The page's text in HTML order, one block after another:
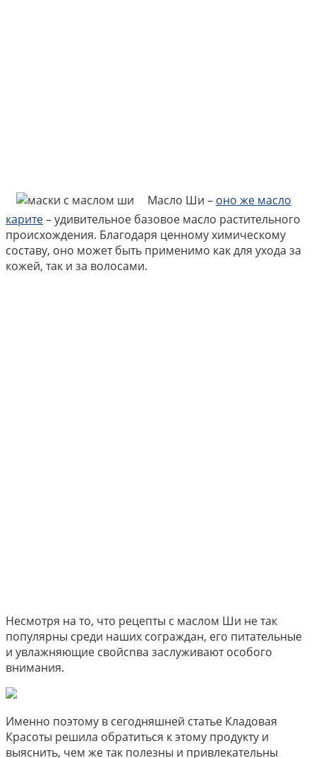
Масло Ши – оно же масло
карите– удивительное базовое масло растительного
происхождения. Благодаря ценному химическому
составу, оно может быть применимо как для ухода за
кожей, так и за волосами.
Несмотря на то, что рецепты с маслом Ши не так
популярны среди наших сограждан, его питательные
и увлажняющие свойсnва заслуживают особого
внимания.
Именно поэтому в сегодняшней статье Кладовая
Красоты решила обратиться к этому продукту и
выяснить, чем же так полезны и привлекательны